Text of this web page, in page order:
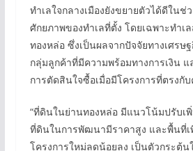
ทำเลใจกลางเมืองยังขยายตัวได้ดีในช่
ศักยภาพของทำเลที่ตั้ง โดยเฉพาะทำ
ทองหล่อ ซึ่งเป็นผลจากปัจจัยทางเศรษ
กลุ่มลูกค้าที่มีความพร้อมทางการเงิน
การตัดสินใจซื้อเมื่อมีโครงการที่ตรงกั
“ที่ดินในย่านทองหล่อ มีแนวโน้มปรับ
ที่ดินในการพัฒนามีราคาสูง และพื้นที่
โครงการใหม่ลดน้อยลง เป็นตัวกระตุ้น